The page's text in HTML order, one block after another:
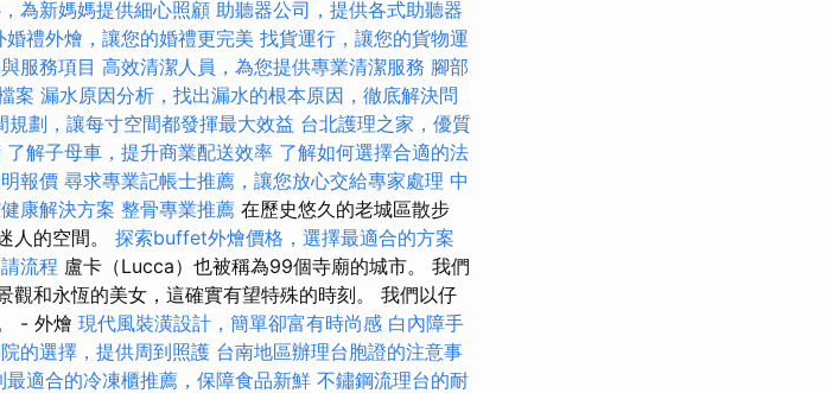
為新媽媽提供細心照顧 助聽器公司，提供各式助聽器
婚禮外燴，讓您的婚禮更完美 找貨運行，讓您的貨物運
服務項目 高效清潔人員，為您提供專業清潔服務 腳部
案 漏水原因分析，找出漏水的根本原因，徹底解決問
規劃，讓每寸空間都發揮最大效益 台北護理之家，優質
了解子母車，提升商業配送效率 了解如何選擇合適的法
報價 尋求專業記帳士推薦，讓您放心交給專家處理 中
康解決方案 整骨專業推薦 在歷史悠久的老城區散步
人的空間。 探索buffet外燴價格，選擇最適合的方案
流程 盧卡（Lucca）也被稱為99個寺廟的城市。 我們
觀和永恆的美女，這確實有望特殊的時刻。 我們以仔
- 外燴 現代風裝潢設計，簡單卻富有時尚感 白內障手
的選擇，提供周到照護 台南地區辦理台胞證的注意事
最適合的冷凍櫃推薦，保障食品新鮮 不鏽鋼流理台的耐